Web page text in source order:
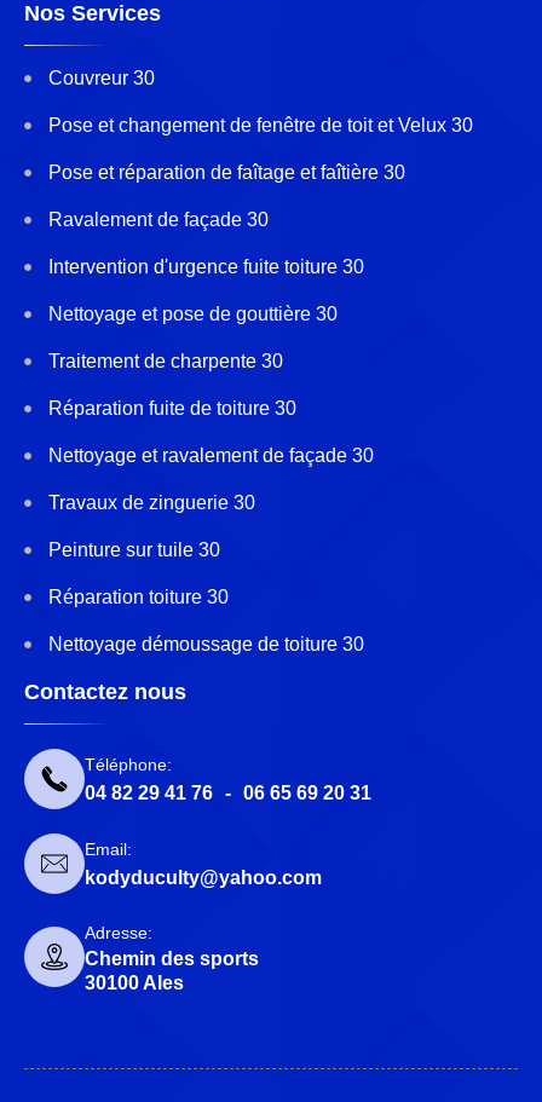
Nos Services
Couvreur 30
Pose et changement de fenêtre de toit et Velux 30
Pose et réparation de faîtage et faîtière 30
Ravalement de façade 30
Intervention d'urgence fuite toiture 30
Nettoyage et pose de gouttière 30
Traitement de charpente 30
Réparation fuite de toiture 30
Nettoyage et ravalement de façade 30
Travaux de zinguerie 30
Peinture sur tuile 30
Réparation toiture 30
Nettoyage démoussage de toiture 30
Contactez nous
Téléphone:
04 82 29 41 76 - 06 65 69 20 31
Email:
kodyduculty@yahoo.com
Adresse:
Chemin des sports
30100 Ales